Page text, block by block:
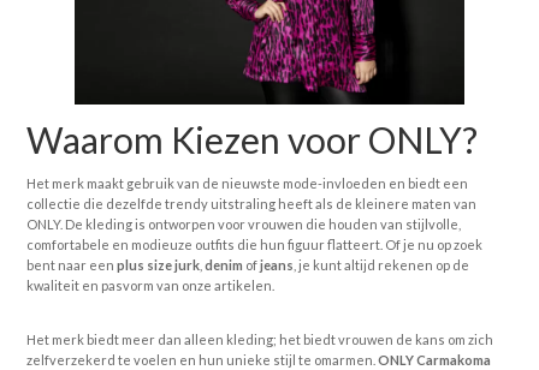
Waarom Kiezen voor ONLY?
Het merk maakt gebruik van de nieuwste mode-invloeden en biedt een
collectie die dezelfde trendy uitstraling heeft als de kleinere maten van
ONLY. De kleding is ontworpen voor vrouwen die houden van stijlvolle,
comfortabele en modieuze outfits die hun figuur flatteert. Of je nu op zoek
bent naar eenplus size jurk ,denim ofjeans , je kunt altijd rekenen op de
kwaliteit en pasvorm van onze artikelen.
Het merk biedt meer dan alleen kleding; het biedt vrouwen de kans om zich
zelfverzekerd te voelen en hun unieke stijl te omarmen.ONLY Carmakoma